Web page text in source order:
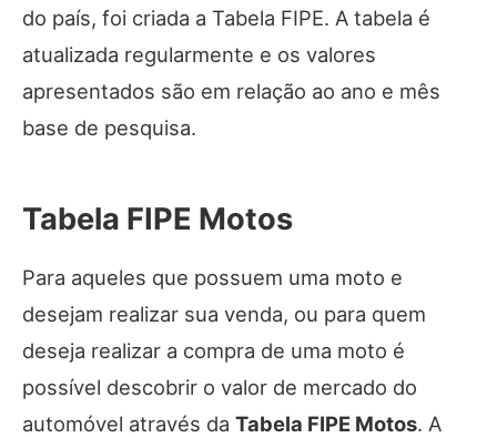
do país, foi criada a Tabela FIPE. A tabela é
atualizada regularmente e os valores
apresentados são em relação ao ano e mês
base de pesquisa.
Tabela FIPE Motos
Para aqueles que possuem uma moto e
desejam realizar sua venda, ou para quem
deseja realizar a compra de uma moto é
possível descobrir o valor de mercado do
automóvel através da Tabela FIPE Motos. A